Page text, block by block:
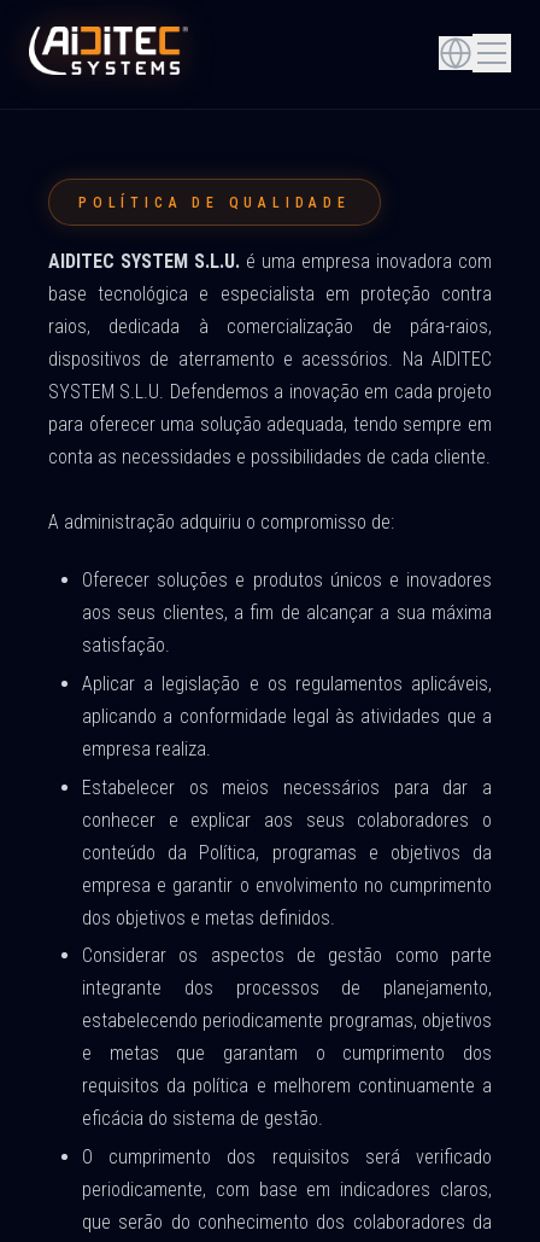
POLÍTICA DE QUALIDADE
AIDITEC SYSTEM S.L.U. é uma empresa inovadora com
base tecnológica e especialista em proteção contra
raios, dedicada à comercialização de pára-raios,
dispositivos de aterramento e acessórios. Na AIDITEC
SYSTEM S.L.U. Defendemos a inovação em cada projeto
para oferecer uma solução adequada, tendo sempre em
conta as necessidades e possibilidades de cada cliente.
A administração adquiriu o compromisso de:
Oferecer soluções e produtos únicos e inovadores
aos seus clientes, a fim de alcançar a sua máxima
satisfação.
Aplicar a legislação e os regulamentos aplicáveis,
aplicando a conformidade legal às atividades que a
empresa realiza.
Estabelecer os meios necessários para dar a
conhecer e explicar aos seus colaboradores o
conteúdo da Política, programas e objetivos da
empresa e garantir o envolvimento no cumprimento
dos objetivos e metas definidos.
Considerar os aspectos de gestão como parte
integrante dos processos de planejamento,
estabelecendo periodicamente programas, objetivos
e metas que garantam o cumprimento dos
requisitos da política e melhorem continuamente a
eficácia do sistema de gestão.
O cumprimento dos requisitos será verificado
periodicamente, com base em indicadores claros,
que serão do conhecimento dos colaboradores da